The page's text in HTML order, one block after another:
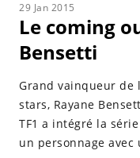
29 Jan 2015
Le coming
Bensetti
Grand vainqueur de
stars, Rayane
TF1 a intégré la
un personnage